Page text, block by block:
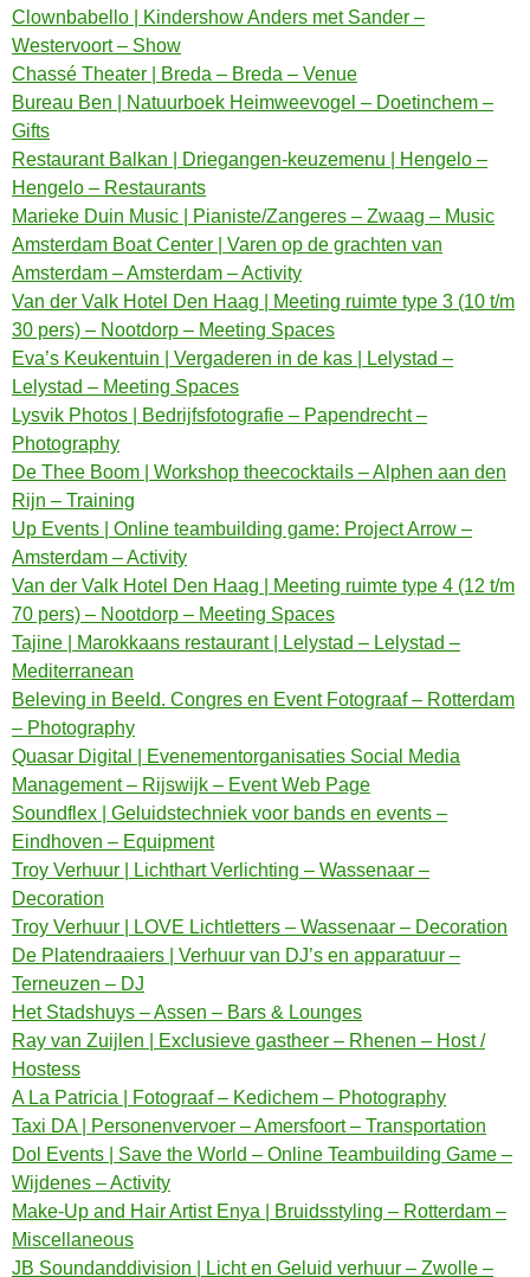
Clownbabello | Kindershow Anders met Sander –
Westervoort – Show
Chassé Theater | Breda – Breda – Venue
Bureau Ben | Natuurboek Heimweevogel – Doetinchem –
Gifts
Restaurant Balkan | Driegangen-keuzemenu | Hengelo –
Hengelo – Restaurants
Marieke Duin Music | Pianiste/Zangeres – Zwaag – Music
Amsterdam Boat Center | Varen op de grachten van
Amsterdam – Amsterdam – Activity
Van der Valk Hotel Den Haag | Meeting ruimte type 3 (10 t/m
30 pers) – Nootdorp – Meeting Spaces
Eva’s Keukentuin | Vergaderen in de kas | Lelystad –
Lelystad – Meeting Spaces
Lysvik Photos | Bedrijfsfotografie – Papendrecht –
Photography
De Thee Boom | Workshop theecocktails – Alphen aan den
Rijn – Training
Up Events | Online teambuilding game: Project Arrow –
Amsterdam – Activity
Van der Valk Hotel Den Haag | Meeting ruimte type 4 (12 t/m
70 pers) – Nootdorp – Meeting Spaces
Tajine | Marokkaans restaurant | Lelystad – Lelystad –
Mediterranean
Beleving in Beeld. Congres en Event Fotograaf – Rotterdam
– Photography
Quasar Digital | Evenementorganisaties Social Media
Management – Rijswijk – Event Web Page
Soundflex | Geluidstechniek voor bands en events –
Eindhoven – Equipment
Troy Verhuur | Lichthart Verlichting – Wassenaar –
Decoration
Troy Verhuur | LOVE Lichtletters – Wassenaar – Decoration
De Platendraaiers | Verhuur van DJ’s en apparatuur –
Terneuzen – DJ
Het Stadshuys – Assen – Bars & Lounges
Ray van Zuijlen | Exclusieve gastheer – Rhenen – Host /
Hostess
A La Patricia | Fotograaf – Kedichem – Photography
Taxi DA | Personenvervoer – Amersfoort – Transportation
Dol Events | Save the World – Online Teambuilding Game –
Wijdenes – Activity
Make-Up and Hair Artist Enya | Bruidsstyling – Rotterdam –
Miscellaneous
JB Soundanddivision | Licht en Geluid verhuur – Zwolle –